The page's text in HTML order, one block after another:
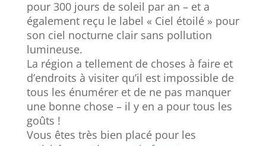
pour 300 jours de soleil par an – et a
également reçu le label « Ciel étoilé » pour
son ciel nocturne clair sans pollution
lumineuse.
La région a tellement de choses à faire et
d’endroits à visiter qu’il est impossible de
tous les énumérer et de ne pas manquer
une bonne chose – il y en a pour tous les
goûts !
Vous êtes très bien placé pour les